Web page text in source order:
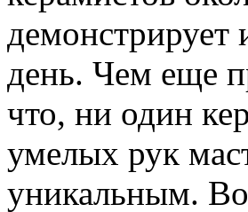
день. Чем еще
что, ни один
умелых рук
уникальным.